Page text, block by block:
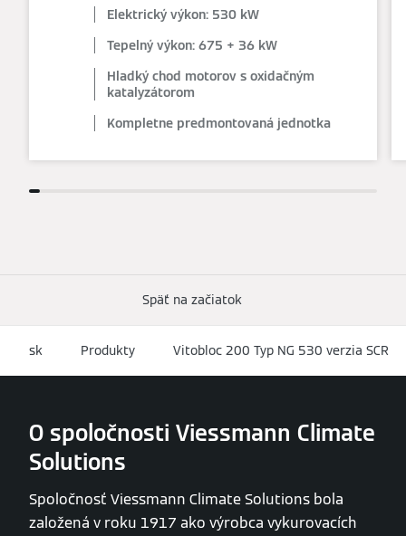
Elektrický výkon: 530 kW
Tepelný výkon: 675 + 36 kW
Hladký chod motorov s oxidačným
katalyzátorom
Kompletne predmontovaná jednotka
Späť na začiatok
sk Produkty Vitobloc 200 Typ NG 530 verzia SCR
O spoločnosti Viessmann Climate
Solutions
Spoločnosť Viessmann Climate Solutions bola
založená v roku 1917 ako výrobca vykurovacích